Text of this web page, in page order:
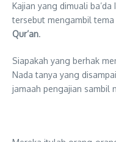
Kajian yang dimuali
tersebut mengambil tema
Qur’an.
Siapakah yang berhak
Nada tanya yang
jamaah pengajian sambil